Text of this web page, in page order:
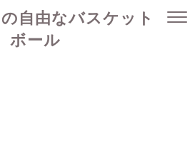
自由なバスケット
ボール